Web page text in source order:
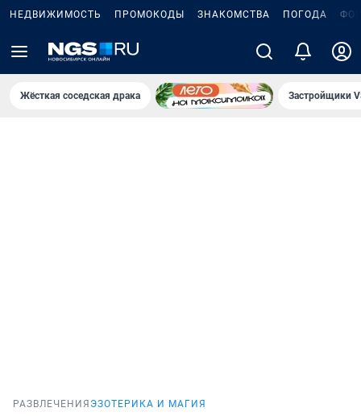
НЕДВИЖИМОСТЬ ПРОМОКОДЫ ЗНАКОМСТВА ПОГОДА
Жёсткая соседская драка Застройщики
РАЗВЛЕЧЕНИЯ ЭЗОТЕРИКА И МАГИЯ